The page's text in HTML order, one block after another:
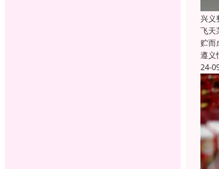
兴义
飞天
贮而
遵义
24-